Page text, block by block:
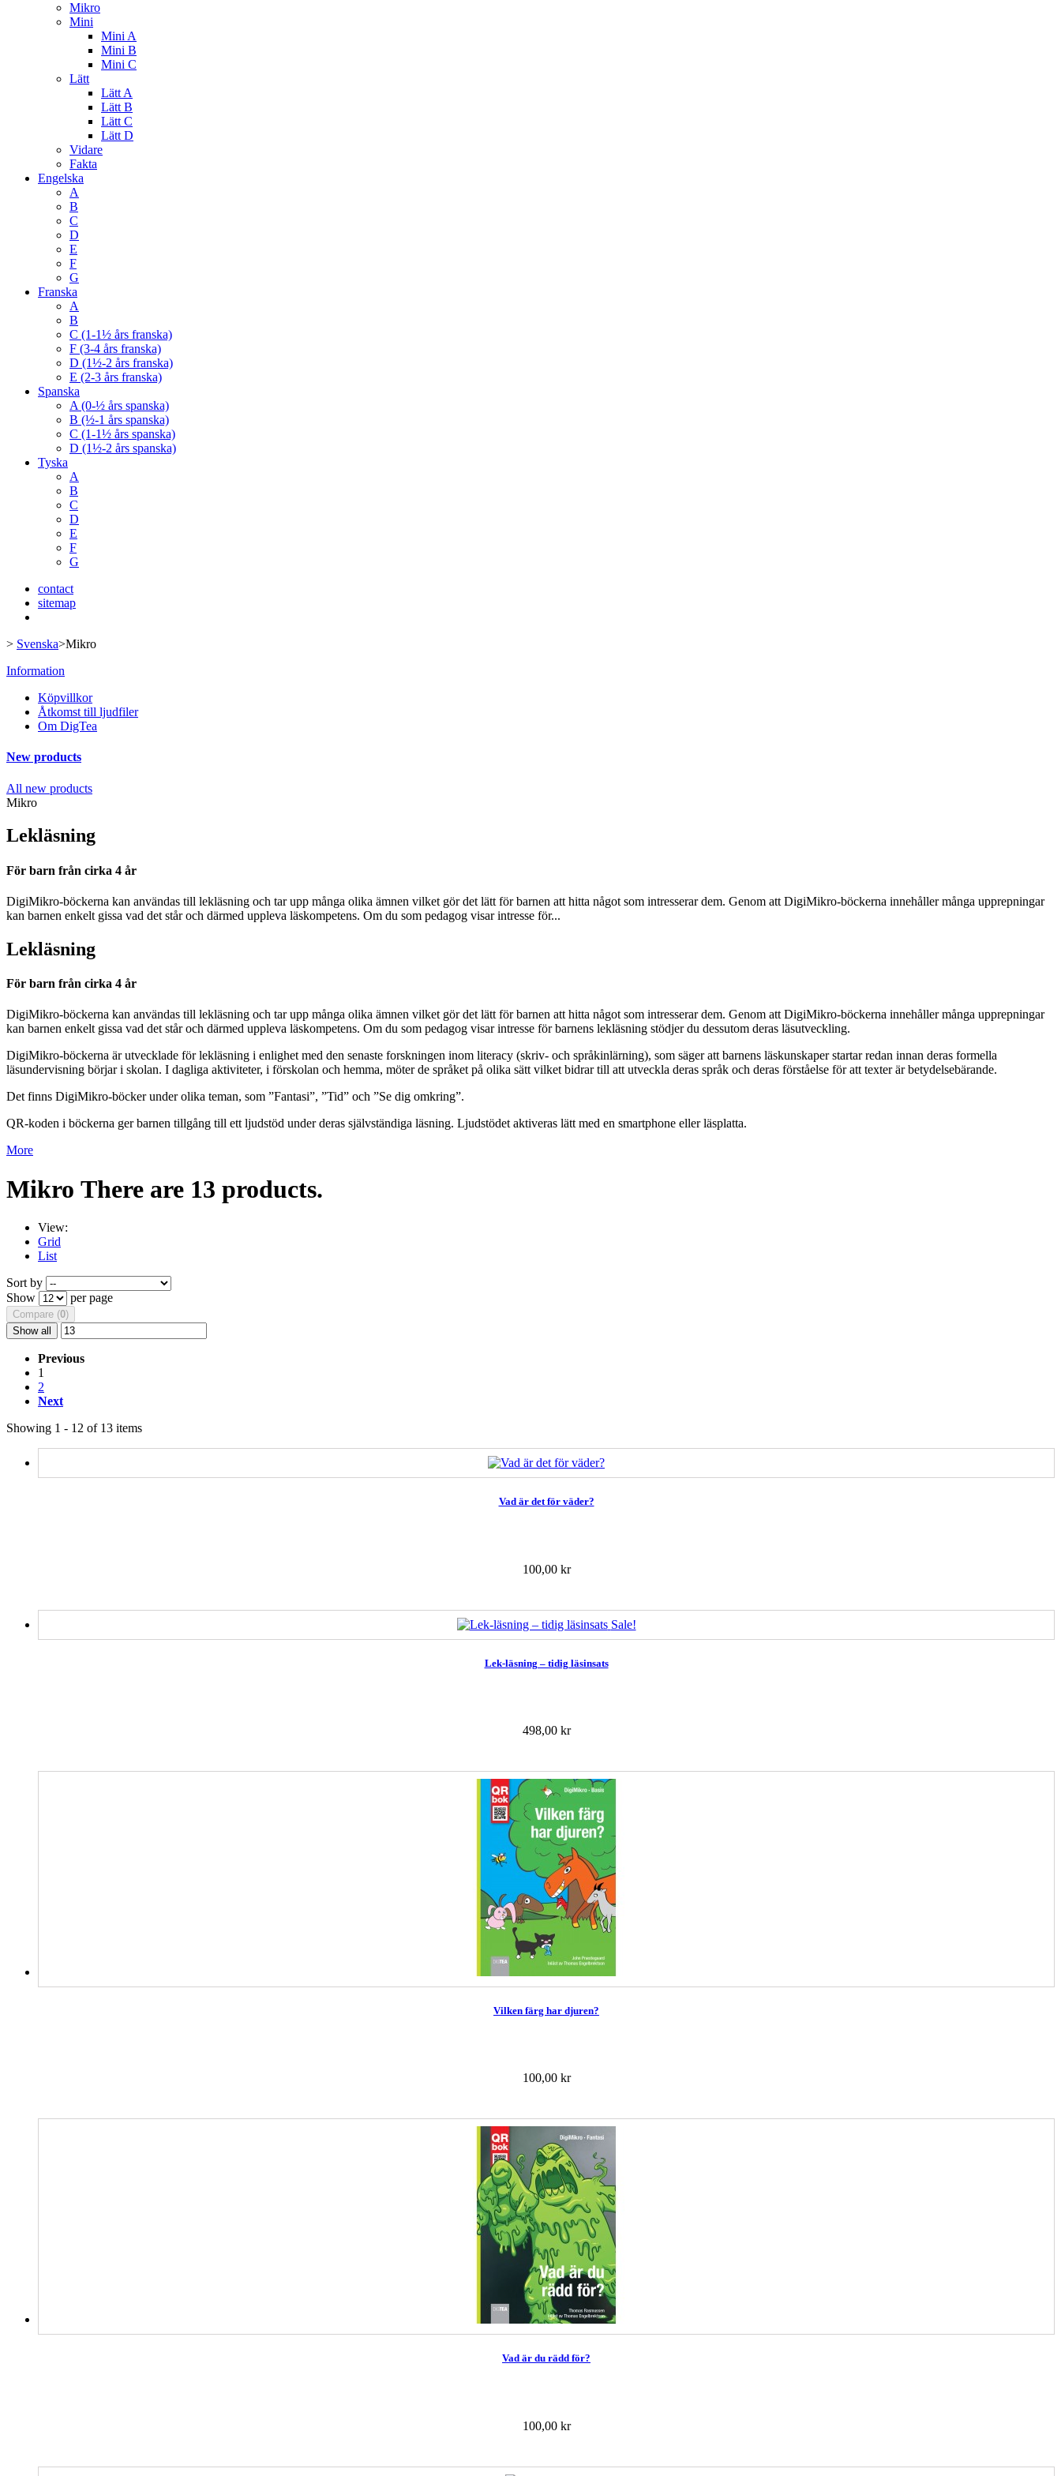
Mikro
Mini
Mini A
Mini B
Mini C
Lätt
Lätt A
Lätt B
Lätt C
Lätt D
Vidare
Fakta
Engelska
A
B
C
D
E
F
G
Franska
A
B
C (1-1½ års franska)
F (3-4 års franska)
D (1½-2 års franska)
E (2-3 års franska)
Spanska
A (0-½ års spanska)
B (½-1 års spanska)
C (1-1½ års spanska)
D (1½-2 års spanska)
Tyska
A
B
C
D
E
F
G
contact
sitemap
> Svenska>Mikro
Information
Köpvillkor
Åtkomst till ljudfiler
Om DigTea
New products
All new products
Mikro
Lekläsning
För barn från cirka 4 år
DigiMikro-böckerna kan användas till lekläsning och tar upp många olika ämnen vilket gör det lätt för barnen att hitta något som intresserar dem. Genom att DigiMikro-böckerna innehåller många upprepningar
kan barnen enkelt gissa vad det står och därmed uppleva läskompetens. Om du som pedagog visar intresse för...
Lekläsning
För barn från cirka 4 år
DigiMikro-böckerna kan användas till lekläsning och tar upp många olika ämnen vilket gör det lätt för barnen att hitta något som intresserar dem. Genom att DigiMikro-böckerna innehåller många upprepningar
kan barnen enkelt gissa vad det står och därmed uppleva läskompetens. Om du som pedagog visar intresse för barnens lekläsning stödjer du dessutom deras läsutveckling.
DigiMikro-böckerna är utvecklade för lekläsning i enlighet med den senaste forskningen inom literacy (skriv- och språkinlärning), som säger att barnens läskunskaper startar redan innan deras formella
läsundervisning börjar i skolan. I dagliga aktiviteter, i förskolan och hemma, möter de språket på olika sätt vilket bidrar till att utveckla deras språk och deras förståelse för att texter är betydelsebärande.
Det finns DigiMikro-böcker under olika teman, som ”Fantasi”, ”Tid” och ”Se dig omkring”.
QR-koden i böckerna ger barnen tillgång till ett ljudstöd under deras självständiga läsning. Ljudstödet aktiveras lätt med en smartphone eller läsplatta.
More
Mikro There are 13 products.
View:
Grid
List
Sort by
Show
per page
Compare (0)
Show all
Previous
1
2
Next
Showing 1 - 12 of 13 items
Vad är det för väder?
100,00 kr
Sale!
Lek-läsning – tidig läsinsats
498,00 kr
Vilken färg har djuren?
100,00 kr
Vad är du rädd för?
100,00 kr